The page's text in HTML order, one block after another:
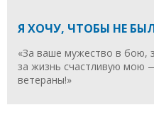
Я ХОЧУ, ЧТОБЫ НЕ
«За ваше мужество в бою,
за жизнь счастливую мою
ветераны!»